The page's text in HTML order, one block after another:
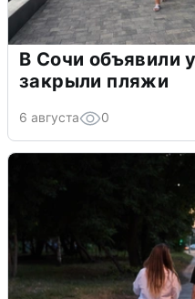
В Сочи объявили
закрыли пляжи
6 августа 0